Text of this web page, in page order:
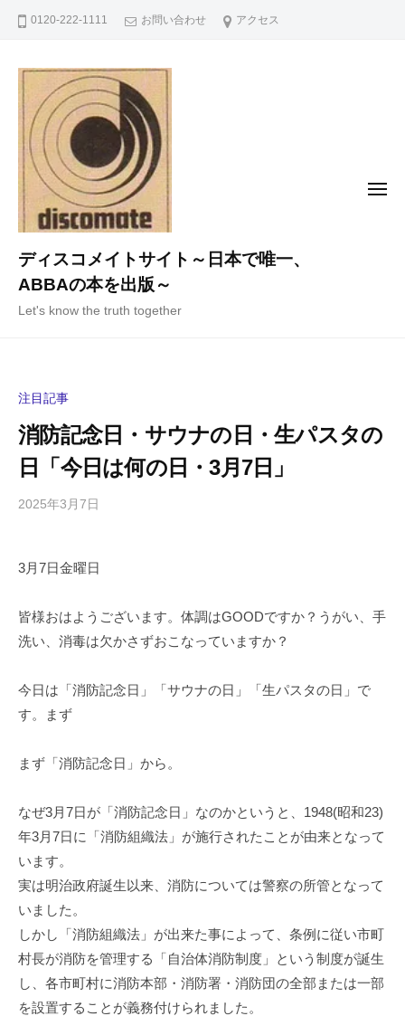
0120-222-1111 お問い合わせ アクセス
ディスコメイトサイト～日本で唯一、
ABBAの本を出版～
Let's know the truth together
メ
注目記事
消防記念日・サウナの日・生パスタの
日「今日は何の日・3月7日」
2025年3月7日
a
s
y
a
メ
ン
3月7日金曜日
皆様おはようございます。体調はGOODですか？うがい、手
洗い、消毒は欠かさずおこなっていますか？
今日は「消防記念日」「サウナの日」「生パスタの日」で
す。まず
まず「消防記念日」から。
なぜ3月7日が「消防記念日」なのかというと、1948(昭和23)
年3月7日に「消防組織法」が施行されたことが由来となって
います。
実は明治政府誕生以来、消防については警察の所管となって
いました。
しかし「消防組織法」が出来た事によって、条例に従い市町
村長が消防を管理する「自治体消防制度」という制度が誕生
し、各市町村に消防本部・消防署・消防団の全部または一部
を設置することが義務付けられました。